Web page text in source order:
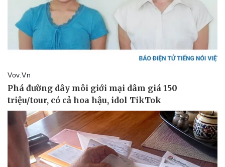
Doanh nghiệp
Doanh nghiệp 24h
Vì cộng đồng
Công nghệ
Sành điệu
Chuyển đổi số